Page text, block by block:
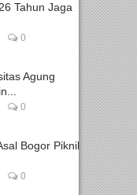
Tahun Jaga
0
Agung
0
Bogor Piknik
0